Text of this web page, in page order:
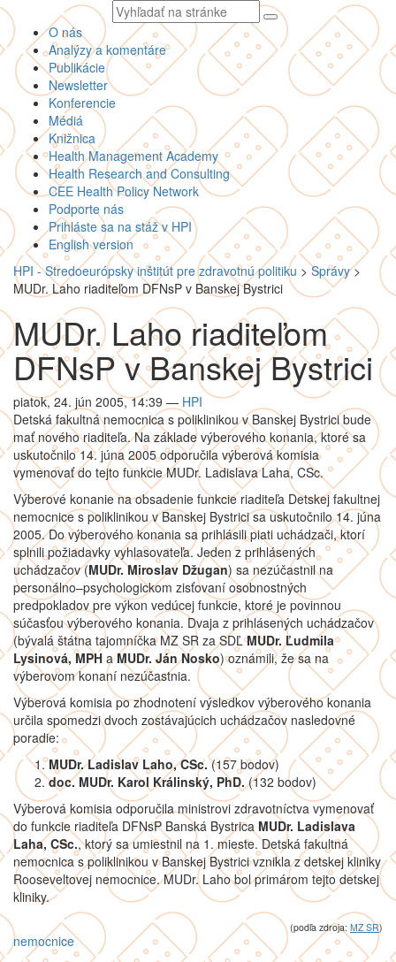
Vyhľadávaný
text
O nás
Analýzy a komentáre
Publikácie
Newsletter
Konferencie
Médiá
Knižnica
Health Management Academy
Health Research and Consulting
CEE Health Policy Network
Podporte nás
Prihláste sa na stáž v HPI
English version
HPI - Stredoeurópsky inštitút pre zdravotnú politiku >Správy>
MUDr. Laho riaditeľom DFNsP v Banskej Bystrici
MUDr. Laho riaditeľom
DFNsP v Banskej Bystrici
piatok, 24. jún 2005, 14:39 — HPI
Detská fakultná nemocnica s poliklinikou v Banskej Bystrici bude
mať nového riaditeľa. Na základe výberového konania, ktoré sa
uskutočnilo 14. júna 2005 odporučila výberová komisia
vymenovať do tejto funkcie MUDr. Ladislava Laha, CSc.
Výberové konanie na obsadenie funkcie riaditeľa Detskej fakultnej
nemocnice s poliklinikou v Banskej Bystrici sa uskutočnilo 14. júna
2005. Do výberového konania sa prihlásili piati uchádzači, ktorí
splnili požiadavky vyhlasovateľa. Jeden z prihlásených
uchádzačov (MUDr. Miroslav Džugan) sa nezúčastnil na
personálno–psychologickom zisťovaní osobnostných
predpokladov pre výkon vedúcej funkcie, ktoré je povinnou
súčasťou výberového konania. Dvaja z prihlásených uchádzačov
(bývalá štátna tajomníčka MZ SR za SDĽMUDr. Ľudmila
Lysinová, MPH aMUDr. Ján Nosko) oznámili, že sa na
výberovom konaní nezúčastnia.
Výberová komisia po zhodnotení výsledkov výberového konania
určila spomedzi dvoch zostávajúcich uchádzačov nasledovné
poradie:
MUDr. Ladislav Laho, CSc.(157 bodov)
doc. MUDr. Karol Králinský, PhD.(132 bodov)
Výberová komisia odporučila ministrovi zdravotníctva vymenovať
do funkcie riaditeľa DFNsP Banská Bystrica MUDr. Ladislava
Laha, CSc., ktorý sa umiestnil na 1. mieste. Detská fakultná
nemocnica s poliklinikou v Banskej Bystrici vznikla z detskej kliniky
Rooseveltovej nemocnice. MUDr. Laho bol primárom tejto detskej
kliniky.
(podľa zdroja: MZ SR)
nemocnice